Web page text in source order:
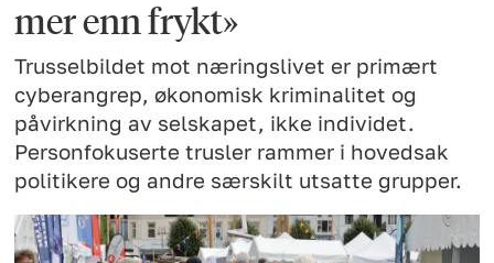
mer enn frykt»
Trusselbildet mot næringslivet er primært
cyberangrep, økonomisk kriminalitet og
påvirkning av selskapet, ikke individet.
Personfokuserte trusler rammer i hovedsak
politikere og andre særskilt utsatte grupper.